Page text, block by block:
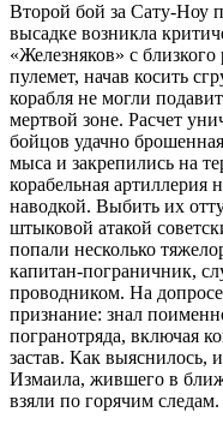
Второй бой за Сату-Ноу
высадке возникла
«Железняков» с
пулемет, начав косить
корабля не могли
мертвой зоне. Расчет
бойцов удачно
мыса и закрепились на
корабельная артиллерия
наводкой. Выбить их
штыковой атакой
попали несколько
капитан-пограничник,
проводником. На
признание: знал
погранотряда, включая
застав. Как
Измаила, жившего в
взяли по горячим следам.